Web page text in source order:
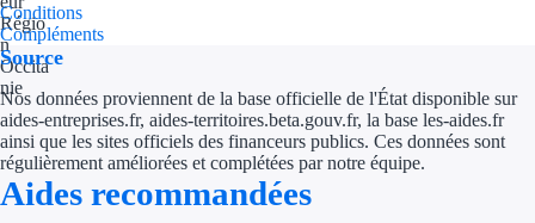
Conditions
Compléments
Source
Nos données proviennent de la base officielle de l'État disponible sur
aides-entreprises.fr, aides-territoires.beta.gouv.fr, la base les-aides.fr
ainsi que les sites officiels des financeurs publics. Ces données sont
régulièrement améliorées et complétées par notre équipe.
Aides recommandées